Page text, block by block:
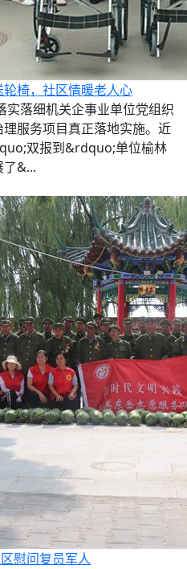
椅，社区情暖老人心
实落细机关企事业单位党组织
服务项目真正落地实施。近
双报到&rdquo;单位榆林
&...
慰问复员军人